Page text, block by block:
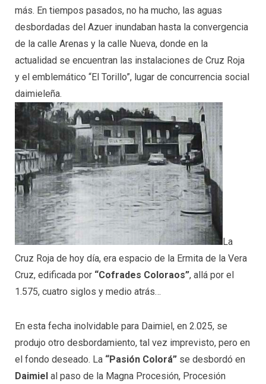
más. En tiempos pasados, no ha mucho, las aguas
desbordadas del Azuer inundaban hasta la convergencia
de la calle Arenas y la calle Nueva, donde en la
actualidad se encuentran las instalaciones de Cruz Roja
y el emblemático “El Torillo”, lugar de concurrencia social
daimieleña.
La
Cruz Roja de hoy día, era espacio de la Ermita de la Vera
Cruz, edificada por “Cofrades Coloraos”, allá por el
1.575, cuatro siglos y medio atrás…
En esta fecha inolvidable para Daimiel, en 2.025, se
produjo otro desbordamiento, tal vez imprevisto, pero en
el fondo deseado. La “Pasión Colorá” se desbordó en
Daimiel al paso de la Magna Procesión, Procesión